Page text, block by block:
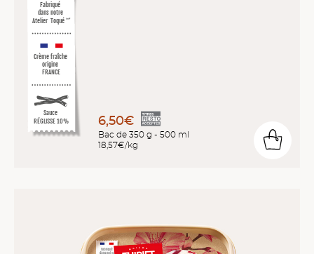
Sauce
RÉGLISSE 10%
Crème fraîche
origine
FRANCE
Fabriqué
dans notre
Atelier Toqué ™*
6,50€
Bac de 350 g - 500 ml
18,57€/kg